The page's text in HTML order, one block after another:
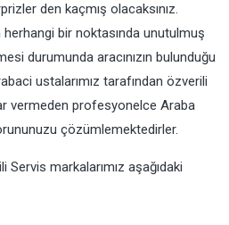
den kaçmış olacaksınız.
herhangi bir noktasında unutulmuş
durumunda aracınızın bulunduğu
ustalarımız tarafından özverili
vermeden profesyonelce Araba
çözümlemektedirler.
markalarımız aşağıdaki